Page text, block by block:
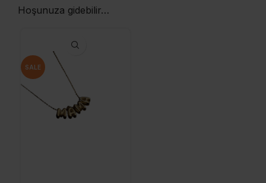
Hoşunuza gidebilir…
SALE